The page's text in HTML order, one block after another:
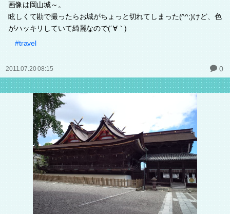
画像は岡山城～。
眩しくて勘で撮ったらお城がちょっと切れてしまった(^^;)けど、色
がハッキリしていて綺麗なので(´∀｀)
#travel
2011.07.20 08:15 0